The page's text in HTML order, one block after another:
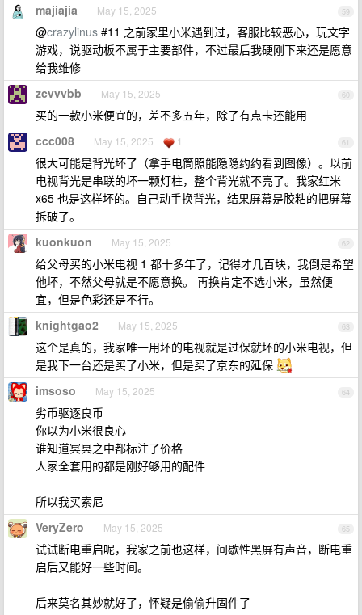
59
majiajia May 15, 2025
@crazylinus #11 之前家里小米遇到过，客服比较恶心，玩文字
游戏，说驱动板不属于主要部件，不过最后我硬刚下来还是愿意
给我维修
60
zcvvvbb May 15, 2025
买的一款小米便宜的，差不多五年，除了有点卡还能用
61
ccc008 May 15, 2025 1
很大可能是背光坏了（拿手电筒照能隐隐约约看到图像）。以前
电视背光是串联的坏一颗灯柱，整个背光就不亮了。我家红米
x65 也是这样坏的。自己动手换背光，结果屏幕是胶粘的把屏幕
拆破了。
62
kuonkuon May 15, 2025
给父母买的小米电视 1 都十多年了，记得才几百块，我倒是希望
他坏，不然父母就是不愿意换。 再换肯定不选小米，虽然便
宜，但是色彩还是不行。
63
knightgao2 May 15, 2025
这个是真的，我家唯一用坏的电视就是过保就坏的小米电视，但
是我下一台还是买了小米，但是买了京东的延保
64
imsoso May 15, 2025
劣币驱逐良币
你以为小米很良心
谁知道冥冥之中都标注了价格
人家全套用的都是刚好够用的配件
所以我买索尼
65
VeryZero May 15, 2025
试试断电重启呢，我家之前也这样，间歇性黑屏有声音，断电重
启后又能好一些时间。
后来莫名其妙就好了，怀疑是偷偷升固件了